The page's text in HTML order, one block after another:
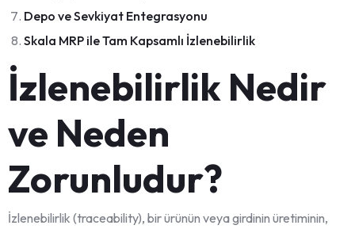
Depo ve Sevkiyat Entegrasyonu
Skala MRP ile Tam Kapsamlı İzlenebilirlik
İzlenebilirlik Nedir
ve Neden
Zorunludur?
İzlenebilirlik (traceability), bir ürünün veya girdinin üretiminin,